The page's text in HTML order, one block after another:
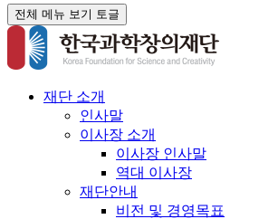
전체 메뉴 보기 토글
재단 소개
인사말
이사장 소개
이사장 인사말
역대 이사장
재단안내
비전 및 경영목표